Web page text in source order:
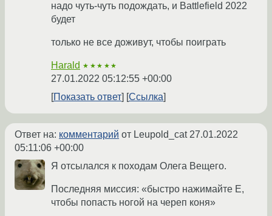
надо чуть-чуть подождать, и Battlefield 2022
будет
только не все доживут, чтобы поиграть
Harald ★★★★★
27.01.2022 05:12:55 +00:00
Показать ответ
Ссылка
Ответ на: комментарий от Leupold_cat27.01.2022
05:11:06 +00:00
Я отсылался к походам Олега Вещего.
Последняя миссия: «быстро нажимайте E,
чтобы попасть ногой на череп коня»